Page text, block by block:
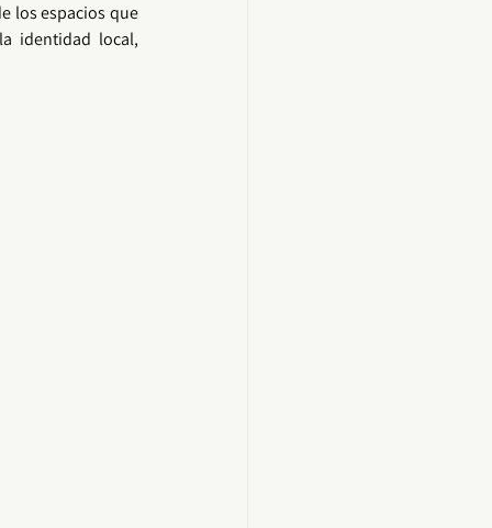
los espacios que
identidad local,